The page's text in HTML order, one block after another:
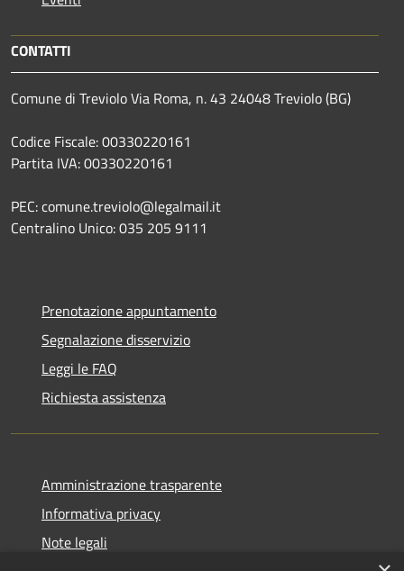
CONTATTI
Comune di Treviolo Via Roma, n. 43 24048 Treviolo (BG)
Codice Fiscale: 00330220161
Partita IVA: 00330220161
PEC: comune.treviolo@legalmail.it
Centralino Unico:035 205 9111
Prenotazione appuntamento
Segnalazione disservizio
Leggi le FAQ
Richiesta assistenza
Amministrazione trasparente
Informativa privacy
Note legali